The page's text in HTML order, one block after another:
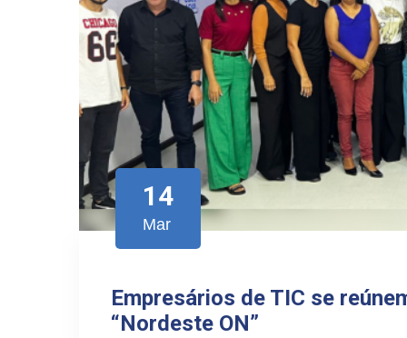
14
Mar
Empresários de TIC se
“Nordeste ON”